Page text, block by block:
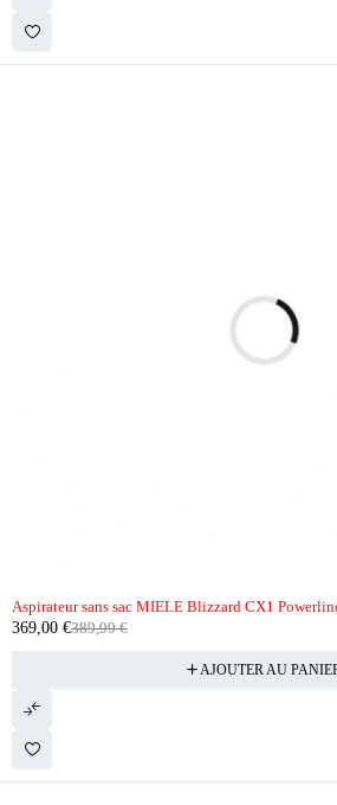
Aspirateur sans sac MIELE Blizzard CX1
389,99€
369,00 €
AJOUTER AU